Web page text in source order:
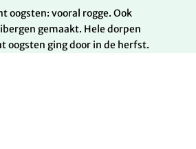
oogsten: vooral rogge. Ook
gemaakt. Hele dorpen
oogsten ging door in de herfst.